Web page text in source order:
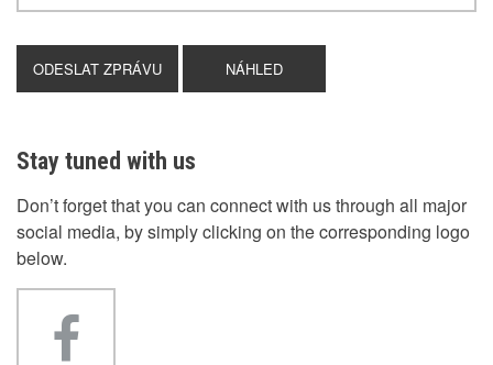
Stay tuned with us
Don’t forget that you can connect with us through all major
social media, by simply clicking on the corresponding logo
below.